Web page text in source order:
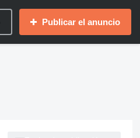
Publicar el anuncio